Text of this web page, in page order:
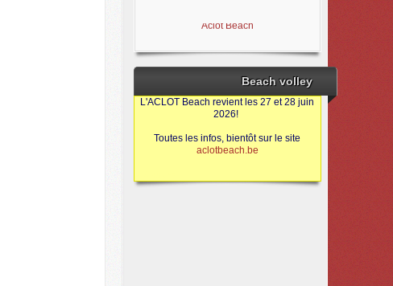
Aclot Beach
Beach volley
L'ACLOT Beach revient les 27 et 28 juin
2026!
Toutes les infos, bientôt sur le site
aclotbeach.be